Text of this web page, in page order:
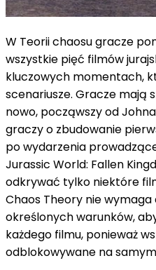
W Teorii chaosu gracze
wszystkie pięć filmów
kluczowych momentach,
scenariusze. Gracze mają
nowo, począwszy od
graczy o zbudowanie
po wydarzenia
Jurassic World: Fallen
odkrywać tylko niektóre
Chaos Theory nie wymaga
określonych warunków,
każdego filmu, ponieważ
odblokowywane na